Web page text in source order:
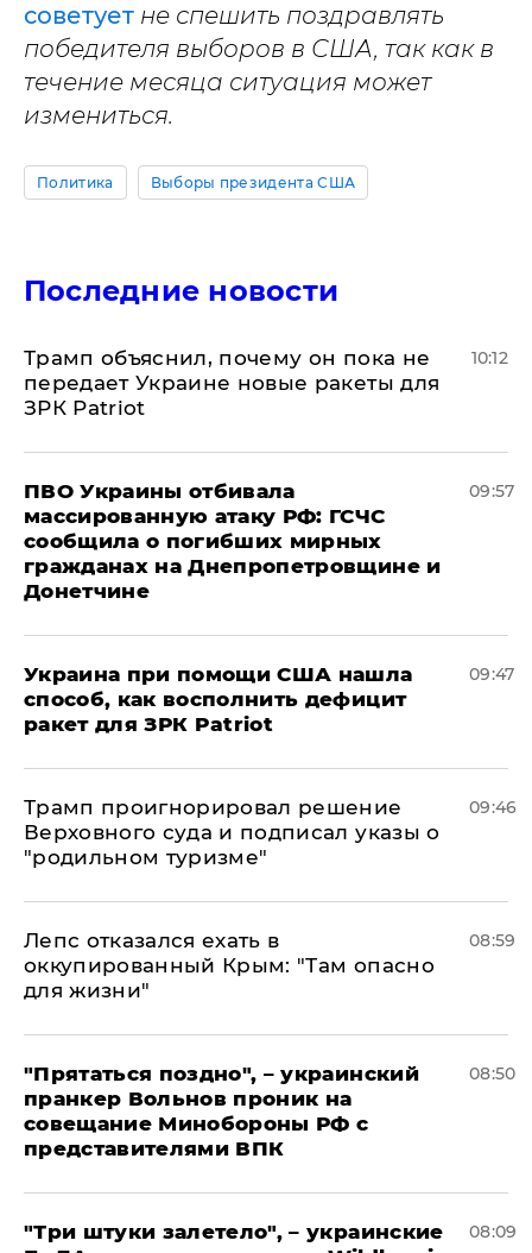
советует не спешить поздравлять
победителя выборов в США, так как в
течение месяца ситуация может
измениться.
Политика Выборы президента США
Последние новости
Трамп объяснил, почему он пока не
передает Украине новые ракеты для
ЗРК Patriot
10:12
ПВО Украины отбивала
массированную атаку РФ: ГСЧС
сообщила о погибших мирных
гражданах на Днепропетровщине и
Донетчине
09:57
Украина при помощи США нашла
способ, как восполнить дефицит
ракет для ЗРК Patriot
09:47
Трамп проигнорировал решение
Верховного суда и подписал указы о
"родильном туризме"
09:46
Лепс отказался ехать в
оккупированный Крым: "Там опасно
для жизни"
08:59
"Прятаться поздно", – украинский
пранкер Вольнов проник на
совещание Минобороны РФ с
представителями ВПК
08:50
"Три штуки залетело", – украинские
08:09